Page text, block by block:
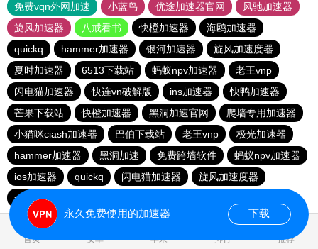
免费vqn外网加速
小蓝鸟 优途加速器官网
风驰加速器
旋风加速器
八戒看书 快橙加速器
海鸥加速器
quickq
hammer加速器 银河加速器
旋风加速度器
夏时加速器
6513下载站 蚂蚁npv加速器
老王vnp
闪电猫加速器
快连vn破解版 ins加速器
快鸭加速器
芒果下载站
快橙加速器 黑洞加速官网
爬墙专用加速器
小猫咪ciash加速器
巴伯下载站 老王vnp
极光加速器
hammer加速器
黑洞加速 免费跨墙软件
蚂蚁npv加速器
ios加速器
quickq 闪电猫加速器
旋风加速度器
一元机场
首页 安卓 苹果 排行 推荐
永久免费使用的加速器 下载
0.154520s